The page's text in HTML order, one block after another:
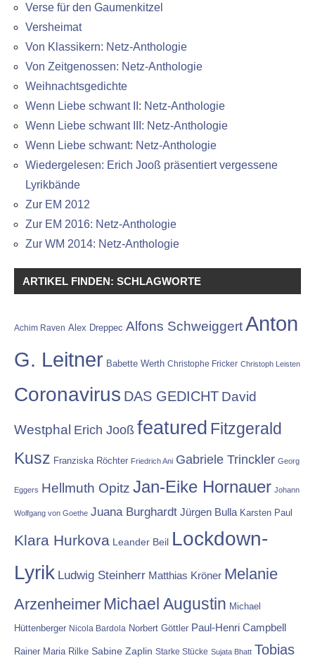
Verse für den Gaumenkitzel
Versheimat
Von Klassikern: Netz-Anthologie
Von Zeitgenossen: Netz-Anthologie
Weihnachtsgedichte
Wenn Liebe schwant II: Netz-Anthologie
Wenn Liebe schwant III: Netz-Anthologie
Wenn Liebe schwant: Netz-Anthologie
Wiedergelesen: Erich Jooß präsentiert vergessene
Lyrikbände
Zur EM 2012
Zur EM 2016: Netz-Anthologie
Zur WM 2014: Netz-Anthologie
ARTIKEL FINDEN: SCHLAGWORTE
Achim Raven Alex Dreppec Alfons Schweiggert Anton
G. Leitner Babette Werth Christophe Fricker Christoph Leisten
Coronavirus DAS GEDICHT David
Westphal Erich Jooß featured Fitzgerald
Kusz Franziska Röchter Friedrich Ani Gabriele Trinckler Georg
Eggers Hellmuth Opitz Jan-Eike Hornauer Johann
Wolfgang von Goethe Juana Burghardt Jürgen Bulla Karsten Paul
Klara Hurkova Leander Beil Lockdown-
Lyrik Ludwig Steinherr Matthias Kröner Melanie
Arzenheimer Michael Augustin Michael
Hüttenberger Nicola Bardola Norbert Göttler Paul-Henri Campbell
Rainer Maria Rilke Sabine Zaplin Starke Stücke Sujata Bhatt Tobias